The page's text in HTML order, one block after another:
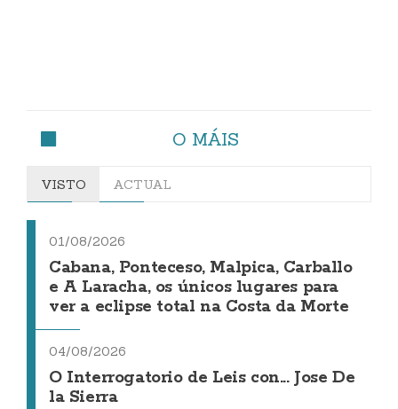
O MÁIS
VISTO ACTUAL
01/08/2026
Cabana, Ponteceso, Malpica, Carballo
e A Laracha, os únicos lugares para
ver a eclipse total na Costa da Morte
04/08/2026
O Interrogatorio de Leis con... Jose De
la Sierra